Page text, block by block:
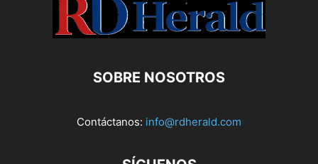
SOBRE NOSOTROS
Contáctanos: info@rdherald.com